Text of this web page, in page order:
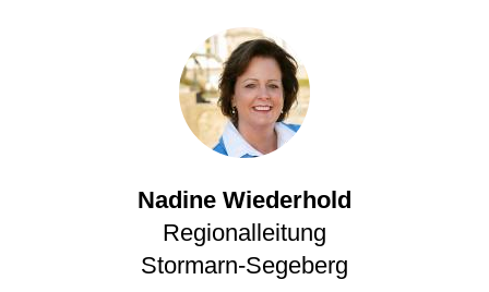
Nadine Wiederhold
Regionalleitung
Stormarn-Segeberg